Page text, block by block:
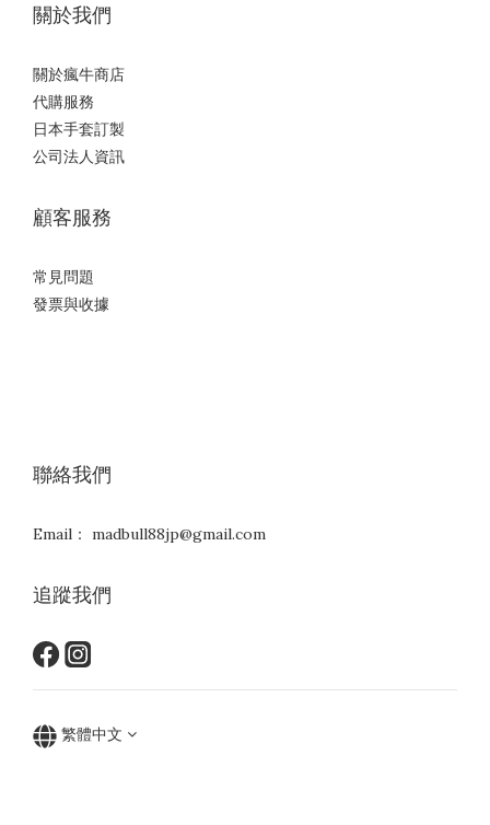
關於我們
關於瘋牛商店
代購服務
日本手套訂製
公司法人資訊
顧客服務
常見問題
發票與收據
聯絡我們
Email： madbull88jp@gmail.com
追蹤我們
繁體中文